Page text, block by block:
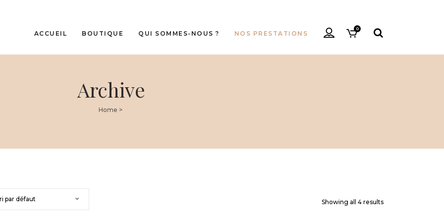
0
ACCUEIL BOUTIQUE
Cliniccare
Oxyprolane
QUI SOMMES-NOUS ? NOS PRESTATIONS
Archive
Home >
Showing all 4 results
par défaut